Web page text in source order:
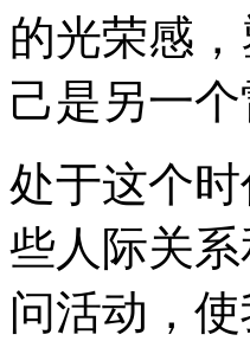
的光荣感
己是另一个
处于这个
些人际关
问活动，